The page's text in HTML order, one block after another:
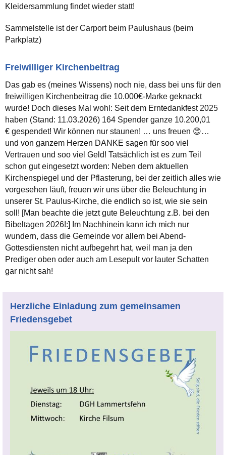
Kleidersammlung findet wieder statt!
Sammelstelle ist der Carport beim Paulushaus (beim
Parkplatz)
Freiwilliger Kirchenbeitrag
Das gab es (meines Wissens) noch nie, dass bei uns für den
freiwilligen Kirchenbeitrag die 10.000€-Marke geknackt
wurde! Doch dieses Mal wohl: Seit dem Erntedankfest 2025
haben (Stand: 11.03.2026) 164 Spender ganze 10.200,01
€ gespendet! Wir können nur staunen! … uns freuen 😊…
und von ganzem Herzen DANKE sagen für soo viel
Vertrauen und soo viel Geld! Tatsächlich ist es zum Teil
schon gut eingesetzt worden: Neben dem aktuellen
Kirchenspiegel und der Pflasterung, bei der zeitlich alles wie
vorgesehen läuft, freuen wir uns über die Beleuchtung in
unserer St. Paulus-Kirche, die endlich so ist, wie sie sein
soll! [Man beachte die jetzt gute Beleuchtung z.B. bei den
Bibeltagen 2026!:] Im Nachhinein kann ich mich nur
wundern, dass die Gemeinde vor allem bei Abend-
Gottesdiensten nicht aufbegehrt hat, weil man ja den
Prediger oben oder auch am Lesepult vor lauter Schatten
gar nicht sah!
Herzliche Einladung zum gemeinsamen
Friedensgebet